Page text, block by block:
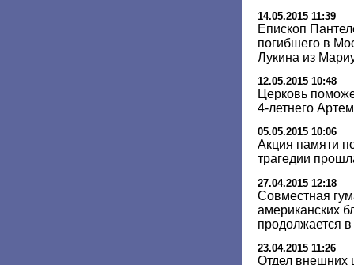
14.05.2015 11:39
Епископ
погибшего в
Лукина из
12.05.2015 10:48
Церковь
4-летнего
05.05.2015 10:06
Акция памяти
трагедии
27.04.2015 12:18
Совместная
американских
продолжается
23.04.2015 11:26
Отдел внешних